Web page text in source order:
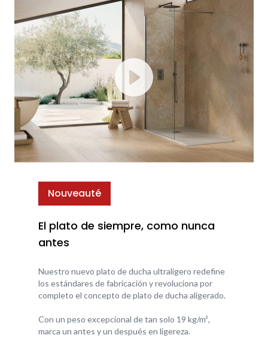
Nouveauté
El plato de siempre, como nunca
antes
Nuestro nuevo plato de ducha ultraligero redefine
los estándares de fabricación y revoluciona por
completo el concepto de plato de ducha aligerado.
Con un peso excepcional de tan solo 19 kg/m²,
marca un antes y un después en ligereza.